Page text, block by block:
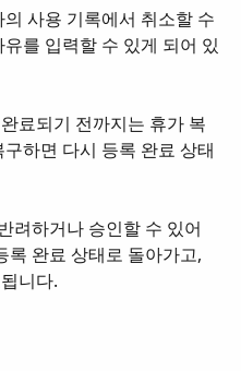
사용 기록에서 취소할 수
를 입력할 수 있게 되어 있
료되기 전까지는 휴가 복
하면 다시 등록 완료 상태
려하거나 승인할 수 있어
록 완료 상태로 돌아가고,
니다.